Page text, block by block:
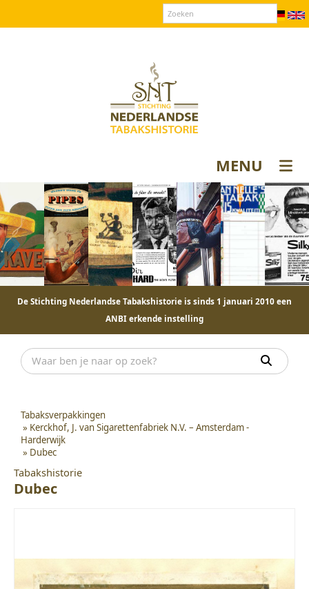
MENU
De Stichting Nederlandse Tabakshistorie is sinds 1 januari 2010 een
ANBI erkende instelling
Tabaksverpakkingen
» Kerckhof, J. van Sigarettenfabriek N.V. – Amsterdam -
Harderwijk
» Dubec
Tabakshistorie
Dubec